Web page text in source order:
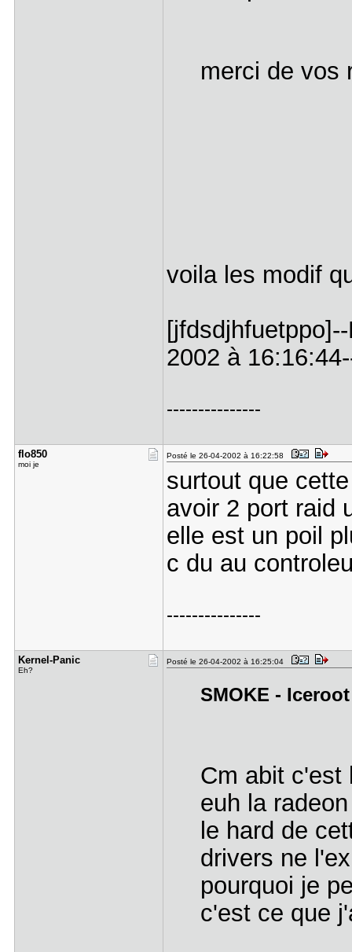
merci de
voila les modif
2002 à
---------------
flo850
moi je
Posté le 26-04-2002 à 16:22:58
surtout que
avoir 2 port raid
elle est un poil
c du au
---------------
Kernel-Pan​ic
Eh?
Posté le 26-04-2002 à 16:25:04
SMOKE -
Cm abit c'est
euh la
le hard de
drivers ne
pourquoi je
c'est ce que